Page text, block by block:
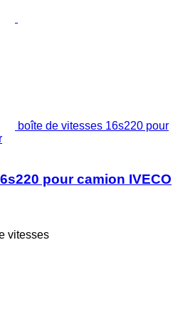
boîte de vitesses 16s220 pour
pour camion IVECO
vitesses